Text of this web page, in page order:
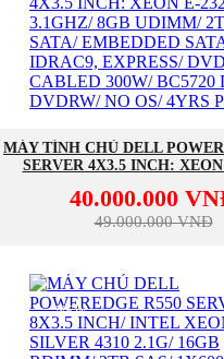
MÁY TÍNH CHỦ DELL
SERVER 4X3.5 INCH: XEON
EMBEDDED SATA/ IDRAC9,
DVDRW/ CABLED 300W/
40.000.000
49.000.000 VNĐ
NEW